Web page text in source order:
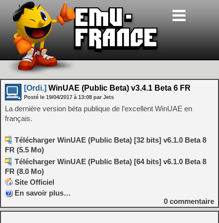
[Ordi.] WinUAE (Public Beta) v3.4.1 Beta 6 FR
Posté le 19/04/2017 à 13:08 par Jets
La dernière version béta publique de l’excellent WinUAE en
français.
Télécharger WinUAE (Public Beta) [32 bits] v6.1.0 Beta 8
FR (5.5 Mo)
Télécharger WinUAE (Public Beta) [64 bits] v6.1.0 Beta 8
FR (8.0 Mo)
Site Officiel
En savoir plus…
0 commentaire